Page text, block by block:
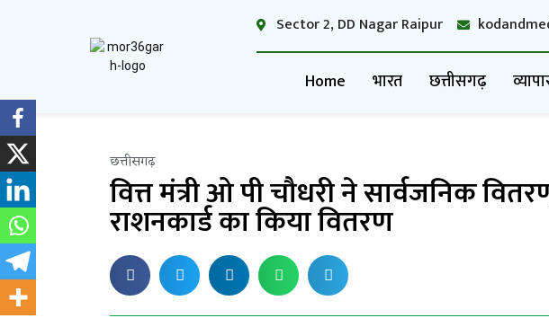
Sector 2, DD Nagar Raipur
Home भारत छत्तीसगढ़
छत्तीसगढ़
वित्त मंत्री ओ पी चौधरी ने सार्वजनिक
राशनकार्ड का किया वितरण